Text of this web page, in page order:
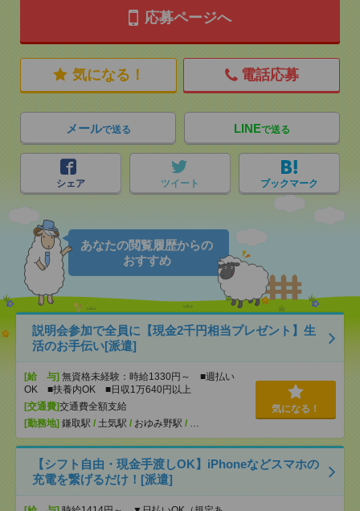
応募ページへ
気になる！ 電話応募
メールで送る LINEで送る
シェア ツイート ブックマーク
あなたの閲覧履歴からの
おすすめ
説明会参加で全員に【現金2千円相当プレゼント】生
活のお手伝い[派遣]
[給 与] 無資格未経験：時給1330円～ ■週払い
OK ■扶養内OK ■日収1万640円以上
[交通費]交通費全額支給
[勤務地] 鎌取駅 / 土気駅 / おゆみ野駅 / …
気になる！
【シフト自由・現金手渡しOK】iPhoneなどスマホの
充電を繋げるだけ！[派遣]